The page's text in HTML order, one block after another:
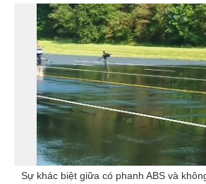
Sự khác biệt giữa có phanh ABS và